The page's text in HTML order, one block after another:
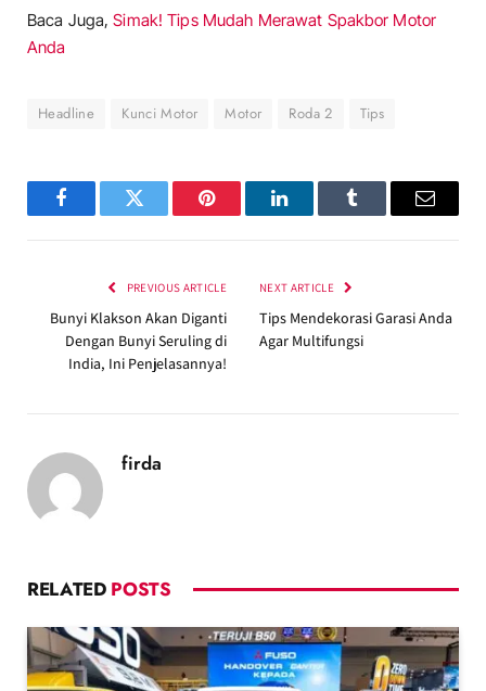
Baca Juga,Simak! Tips Mudah Merawat Spakbor Motor
Anda
Headline Kunci Motor Motor Roda 2 Tips
FacebookTwitter Pinterest LinkedInTumblr Email
PREVIOUS ARTICLE
Bunyi Klakson Akan Diganti
Dengan Bunyi Seruling di
India, Ini Penjelasannya!
NEXT ARTICLE
Tips Mendekorasi Garasi Anda
Agar Multifungsi
firda
RELATED POSTS